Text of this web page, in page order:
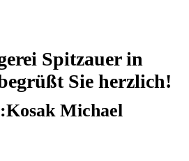
Spitzauer in
Sie herzlich!
Michael